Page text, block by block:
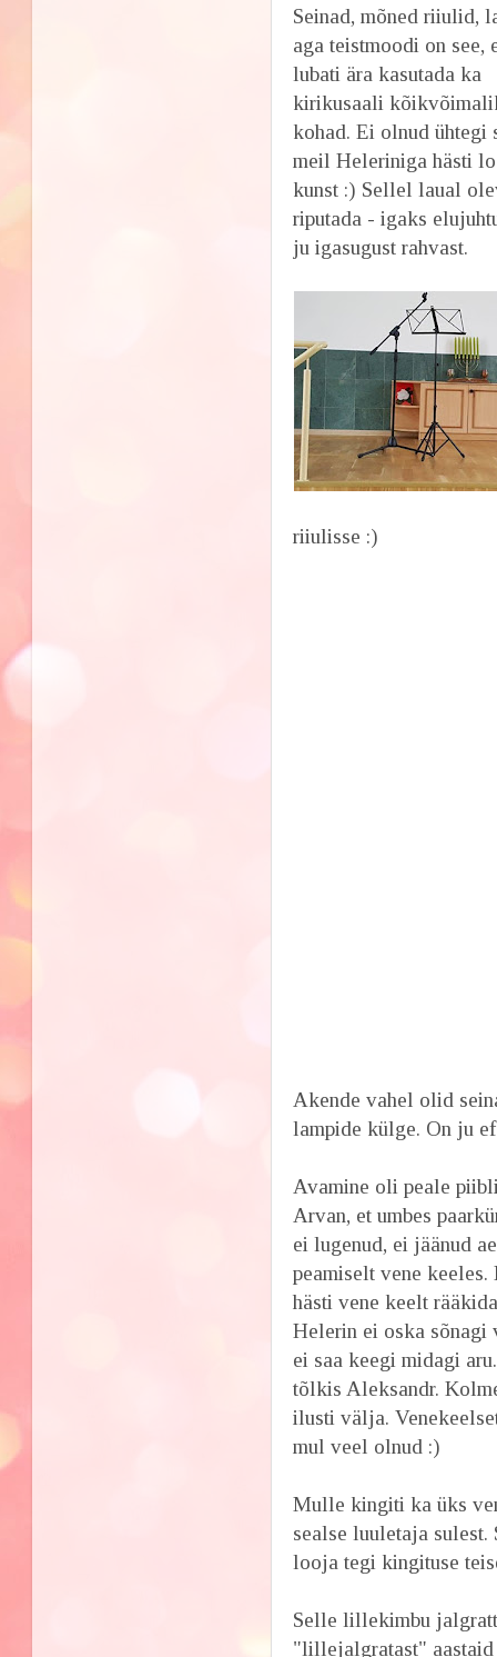
Seinad, mõned riiulid,
aga teistmoodi on see,
lubati ära kasutada ka
kirikusaali
kohad. Ei olnud ühtegi
meil Heleriniga hästi
kunst :) Sellel laual
riputada - igaks
ju igasugust rahvast.
riiulisse :)
Akende vahel olid
lampide külge. On ju
Avamine oli peale
Arvan, et umbes
ei lugenud, ei jäänud
peamiselt vene
hästi vene keelt
Helerin ei oska sõnagi
ei saa keegi midagi
tõlkis Aleksandr.
ilusti välja.
mul veel olnud :)
Mulle kingiti ka üks
sealse luuletaja sulest.
looja tegi kingituse
Selle lillekimbu
"lillejalgratast" aastaid